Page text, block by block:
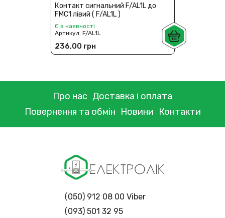
Контакт сигнальний F/AL1L до
FMC1 лівий ( F/AL1L )
Є в наявності
Артикул:F/AL1L
236,00 грн
Про нас Доставка і оплата
Повернення та обмін Новини Контакти
(050) 912 08 00 Viber
(093) 501 32 95